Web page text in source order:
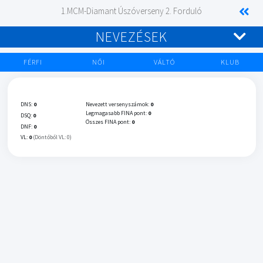
1.MCM-Diamant Úszóverseny 2. Forduló
NEVEZÉSEK
FÉRFI NŐI VÁLTÓ KLUB
DNS: 0
DSQ: 0
DNF: 0
VL: 0 (Döntőből VL: 0)
Nevezett versenyszámok: 0
Legmagasabb FINA pont: 0
Összes FINA pont: 0